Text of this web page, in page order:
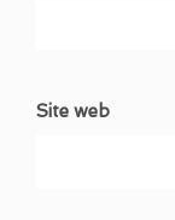
Site web